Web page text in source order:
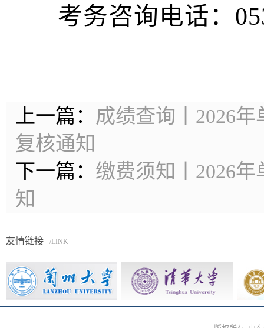
考务咨询电话：
上一篇： 成绩查询丨2026
复核通知
下一篇： 缴费须知丨2026
知
友情链接 /LINK